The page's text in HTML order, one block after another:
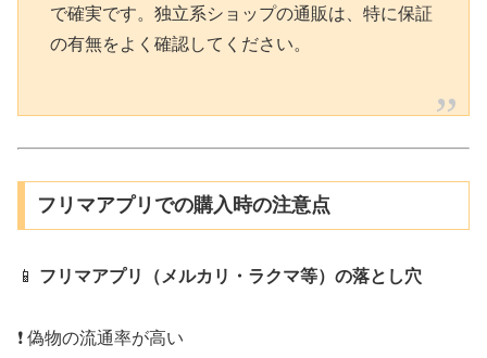
で確実です。独立系ショップの通販は、特に保証
の有無をよく確認してください。
フリマアプリでの購入時の注意点
📱 フリマアプリ（メルカリ・ラクマ等）の落とし穴
❗️ 偽物の流通率が高い